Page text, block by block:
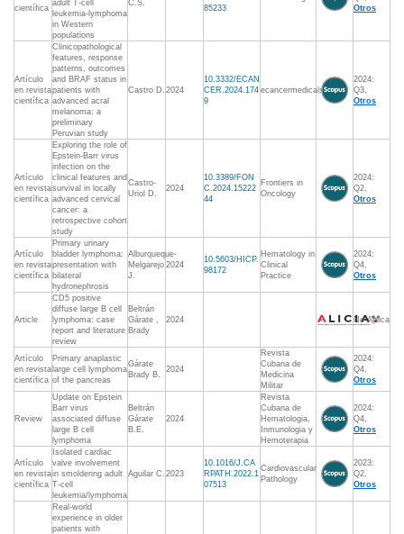
científica
adult T-cell
leukemia-lymphoma
in Western
populations
C.S.
85233
Otros
Artículo
en revista
científica
Clinicopathological
features, response
patterns, outcomes
and BRAF status in
patients with
advanced acral
melanoma: a
preliminary
Peruvian study
Castro D. 2024
10.3332/ECAN
CER.2024.174
9
ecancermedicalscience
2024:
Q3,
Otros
Artículo
en revista
científica
Exploring the role of
Epstein-Barr virus
infection on the
clinical features and
survival in locally
advanced cervical
cancer: a
retrospective cohort
study
Castro-
Uriol D.
2024
10.3389/FON
C.2024.15222
44
Frontiers in
Oncology
2024:
Q2,
Otros
Artículo
en revista
científica
Primary urinary
bladder lymphoma:
presentation with
bilateral
hydronephrosis
Alburqueque-
Melgarejo
J.
2024
10.5603/HICP.
98172
Hematology in
Clinical
Practice
2024:
Q4,
Otros
Article
CD5 positive
diffuse large B cell
lymphoma: case
report and literature
review
Beltrán
Gárate ,
Brady
2024 No Aplica
Artículo
en revista
científica
Primary anaplastic
large cell lymphoma
of the pancreas
Gárate
Brady B.
2024
Revista
Cubana de
Medicina
Militar
2024:
Q4,
Otros
Review
Update on Epstein
Barr virus
associated diffuse
large B cell
lymphoma
Beltrán
Gárate
B.E.
2024
Revista
Cubana de
Hematologia,
Inmunologia y
Hemoterapia
2024:
Q4,
Otros
Artículo
en revista
científica
Isolated cardiac
valve involvement
in smoldering adult
T-cell
leukemia/lymphoma
Aguilar C. 2023
10.1016/J.CA
RPATH.2022.1
07513
Cardiovascular
Pathology
2023:
Q2,
Otros
Real-world
experience in older
patients with